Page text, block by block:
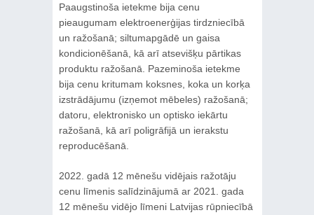
Paaugstinoša ietekme bija cenu
pieaugumam elektroenerģijas tirdzniecībā
un ražošanā; siltumapgādē un gaisa
kondicionēšanā, kā arī atsevišķu pārtikas
produktu ražošanā. Pazeminoša ietekme
bija cenu kritumam koksnes, koka un korķa
izstrādājumu (izņemot mēbeles) ražošanā;
datoru, elektronisko un optisko iekārtu
ražošanā, kā arī poligrāfijā un ierakstu
reproducēšanā.
2022. gadā 12 mēnešu vidējais ražotāju
cenu līmenis salīdzinājumā ar 2021. gada
12 mēnešu vidējo līmeni Latvijas rūpniecībā